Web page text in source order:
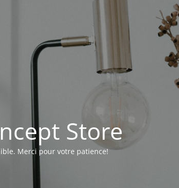
Store
Merci pour votre patience!